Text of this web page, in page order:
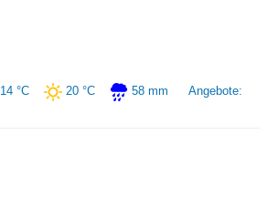
14 °C 20 °C 58 mm
Angebote: